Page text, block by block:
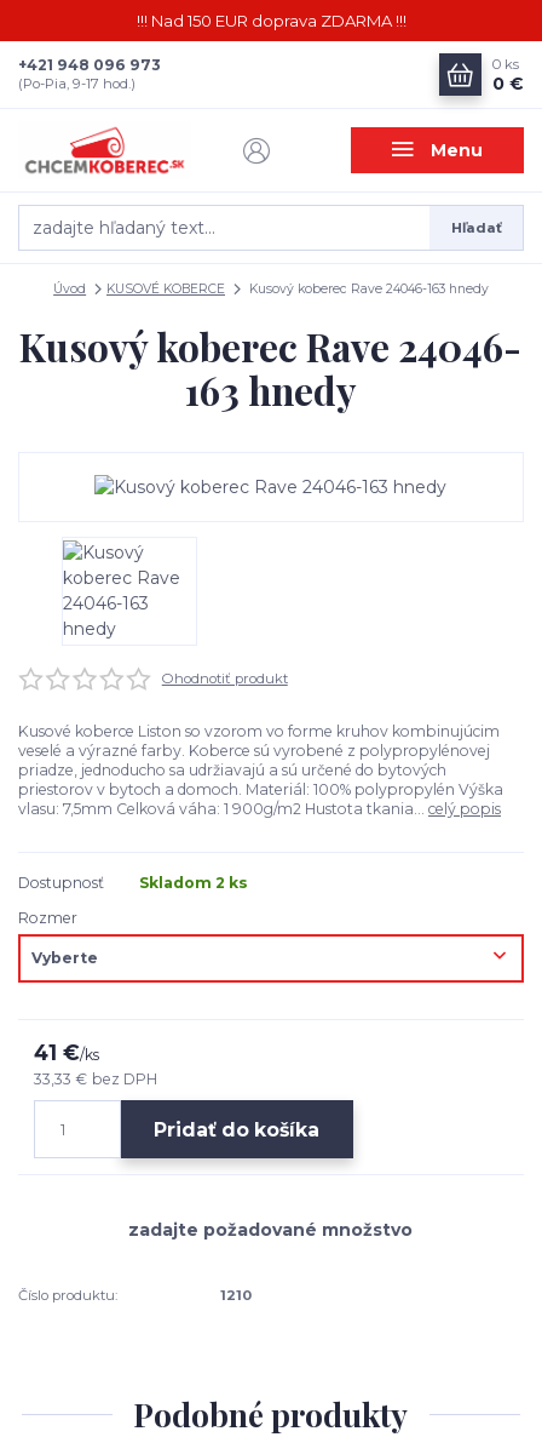
!!! Nad 150 EUR doprava ZDARMA !!!
Menu
Hľadať
+421 948 096 973
(Po-Pia, 9-17 hod.)
0 ks
0 €
Úvod KUSOVÉ KOBERCE Kusový koberec Rave 24046-163 hnedy
Kusový koberec Rave 24046-
163 hnedy
Ohodnotiť produkt
Kusové koberce Liston so vzorom vo forme kruhov kombinujúcim
veselé a výrazné farby. Koberce sú vyrobené z polypropylénovej
priadze, jednoducho sa udržiavajú a sú určené do bytových
priestorov v bytoch a domoch. Materiál: 100% polypropylén Výška
vlasu: 7,5mm Celková váha: 1 900g/m2 Hustota tkania... celý popis
Dostupnosť
Skladom 2 ks
Rozmer
41 €/ks
33,33 € bez DPH
Pridať do košíka
Číslo produktu: 1210
Podobné produkty